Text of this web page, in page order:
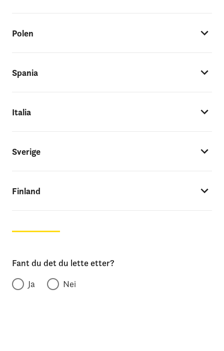
Polen
Spania
Italia
Sverige
Finland
Fant du det du lette etter?
Ja
Nei